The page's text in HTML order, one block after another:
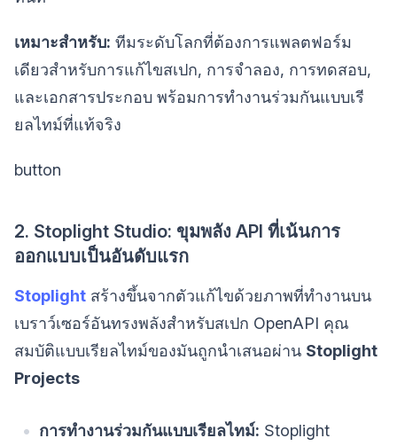
เหมาะสำหรับ: ทีมระดับโลกที่ต้องการแพลตฟอร์ม
เดียวสำหรับการแก้ไขสเปก, การจำลอง, การทดสอบ,
และเอกสารประกอบ พร้อมการทำงานร่วมกันแบบเรี
ยลไทม์ที่แท้จริง
button
2. Stoplight Studio: ขุมพลัง API ที่เน้นการ
ออกแบบเป็นอันดับแรก
Stoplight สร้างขึ้นจากตัวแก้ไขด้วยภาพที่ทำงานบน
เบราว์เซอร์อันทรงพลังสำหรับสเปก OpenAPI คุณ
สมบัติแบบเรียลไทม์ของมันถูกนำเสนอผ่าน Stoplight
Projects
การทำงานร่วมกันแบบเรียลไทม์: Stoplight